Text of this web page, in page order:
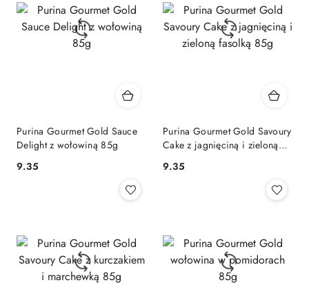
Purina Gourmet Gold Sauce
Delight z wołowiną 85g
Cena:
9.35
Purina Gourmet Gold Savoury
Cake z jagnięciną i zieloną
Cena:
9.35